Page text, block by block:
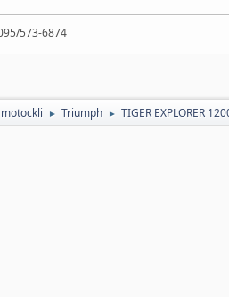
573-6874
► Triumph ► TIGER EXPLORER